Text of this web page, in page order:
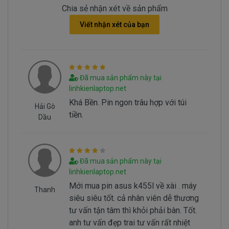
sang màu cam.
Battery Asus K455L tai sao hư
Battery Asus K455L bị hư tại sao nó hư, có 2
nguyên nhân sau đây.
- Pin laptop có vòng đời của nó thông thường
thọ ==> Pin sẻ bị hư
- Nguyên nhân do chúng ta sài không đúng
cách dẫn đến pin bị hư… Không đúng cách là như
thế nào chúng ta cùng xem tiếp nhé.
Laptop thời đại từ 2016 đến nay chỉ sử dụng pin lithium
ion, với một số model mỏng hơn sử dụng kỹ thuật công
Chia sẻ nhận xét về sản phẩm
Viết nhận xét của bạn
Hải Gò
Dầu
Đã mua sản phẩm này tại
linhkienlaptop.net
Khá Bền. Pin ngon trâu hợp với túi
tiền.
Thanh
Đã mua sản phẩm này tại
linhkienlaptop.net
Mới mua pin asus k455l về xài . máy
siêu siêu tốt. cả nhân viên dễ thương
tư vấn tận tâm thì khỏi phải bàn. Tốt.
anh tư vấn đẹp trai tư vấn rất nhiệt